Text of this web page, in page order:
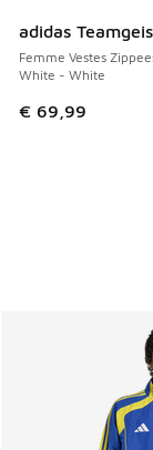
adidas
Femme Vestes
White - White
€ 69,99